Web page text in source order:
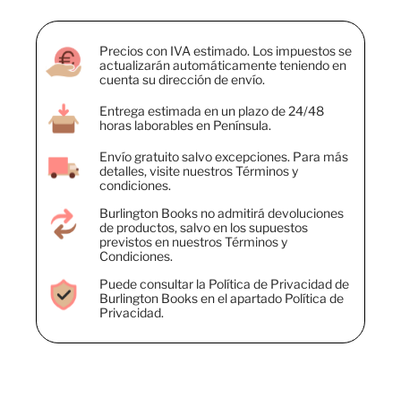
Precios con IVA estimado. Los impuestos se
actualizarán automáticamente teniendo en
cuenta su dirección de envío.
Entrega estimada en un plazo de 24/48
horas laborables en Península.
Envío gratuito salvo excepciones. Para más
detalles, visite nuestros Términos y
condiciones.
Burlington Books no admitirá devoluciones
de productos, salvo en los supuestos
previstos en nuestros Términos y
Condiciones.
Puede consultar la Política de Privacidad de
Burlington Books en el apartado Política de
Privacidad.